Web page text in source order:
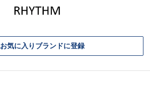
お気に入りブランドに登録